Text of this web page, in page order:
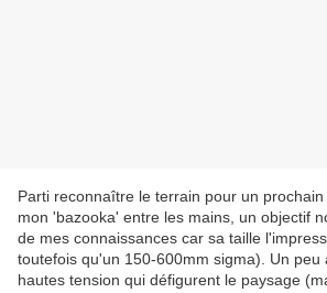
Parti reconnaître le terrain pour un
mon 'bazooka' entre les mains, un objectif
de mes connaissances car sa taille
toutefois qu'un 150-600mm sigma). Un peu
hautes tension qui défigurent le paysage